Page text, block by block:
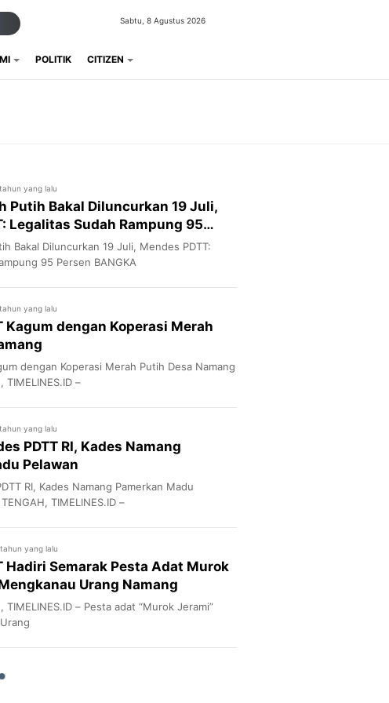
Sabtu, 8 Agustus 2026
POLITIK CITIZEN
yang lalu
Putih Bakal Diluncurkan 19 Juli,
Legalitas Sudah Rampung 95
Bakal Diluncurkan 19 Juli, Mendes PDTT:
95 Persen BANGKA
yang lalu
Kagum dengan Koperasi Merah
dengan Koperasi Merah Putih Desa Namang
TIMELINES.ID –
yang lalu
PDTT RI, Kades Namang
Pelawan
RI, Kades Namang Pamerkan Madu
TIMELINES.ID –
yang lalu
Hadiri Semarak Pesta Adat Murok
Urang Namang
TIMELINES.ID – Pesta adat “Murok Jerami”